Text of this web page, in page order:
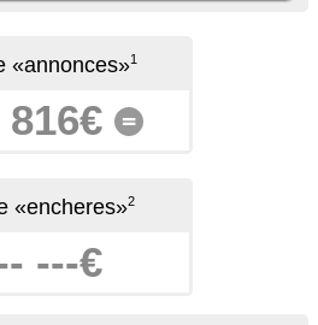
«annonces»1
816€ =
«encheres»2
---€